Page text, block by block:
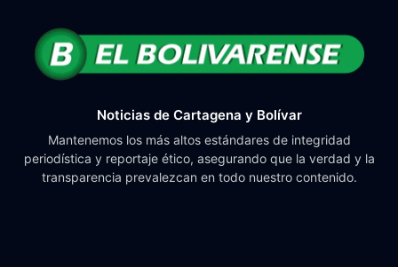
Noticias de Cartagena y Bolívar
Mantenemos los más altos estándares de integridad
periodística y reportaje ético, asegurando que la verdad y la
transparencia prevalezcan en todo nuestro contenido.